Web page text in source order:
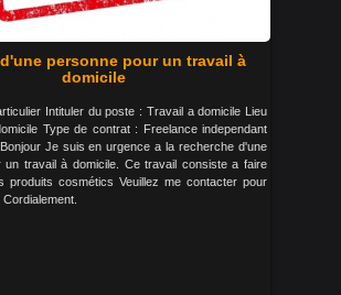
personne pour un travail à
domicile
Intituler du poste : Travail a domicile Lieu
Type de contrat : Freelance independant
Je suis en urgence a la recherche d'une
un travail à domicile. Ce travail consiste a faire
produits cosmétics Veuillez me contacter pour